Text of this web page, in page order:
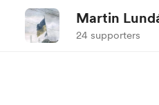
Martin
na Ukrajině
24 supporters